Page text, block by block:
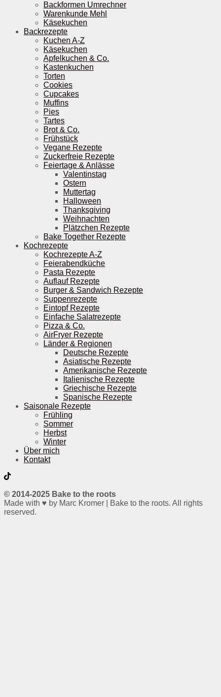
Backformen Umrechner
Warenkunde Mehl
Käsekuchen
Backrezepte
Kuchen A-Z
Käsekuchen
Apfelkuchen & Co.
Kastenkuchen
Torten
Cookies
Cupcakes
Muffins
Pies
Tartes
Brot & Co.
Frühstück
Vegane Rezepte
Zuckerfreie Rezepte
Feiertage & Anlässe
Valentinstag
Ostern
Muttertag
Halloween
Thanksgiving
Weihnachten
Plätzchen Rezepte
Bake Together Rezepte
Kochrezepte
Kochrezepte A-Z
Feierabendküche
Pasta Rezepte
Auflauf Rezepte
Burger & Sandwich Rezepte
Suppenrezepte
Eintopf Rezepte
Einfache Salatrezepte
Pizza & Co.
AirFryer Rezepte
Länder & Regionen
Deutsche Rezepte
Asiatische Rezepte
Amerikanische Rezepte
Italienische Rezepte
Griechische Rezepte
Spanische Rezepte
Saisonale Rezepte
Frühling
Sommer
Herbst
Winter
Über mich
Kontakt
© 2014-2025 Bake to the roots
Made with ♥ by Marc Kromer | Bake to the roots. All rights
reserved.